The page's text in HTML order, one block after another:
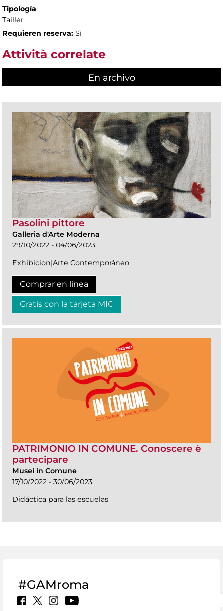
Tipología
Tailler
Requieren reserva: Sì
Attività correlate
En archivo
Pasolini pittore
Galleria d'Arte Moderna
29/10/2022 - 04/06/2023
Exhibicion|Arte Contemporáneo
Comprar en linea
Gratis con la tarjeta MIC
PATRIMONIO IN COMUNE. Conoscere è
partecipare
Musei in Comune
17/10/2022 - 30/06/2023
Didáctica para las escuelas
#GAMroma